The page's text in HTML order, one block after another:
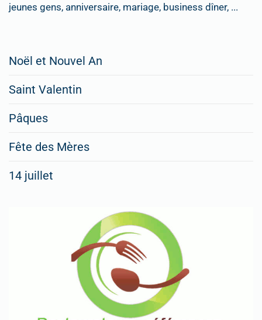
jeunes gens, anniversaire, mariage, business dîner, ...
rubriques
Spéciales
Fêtes
Pour
Noël et Nouvel An
Saint Valentin
Pâques
Fête des Mères
14 juillet